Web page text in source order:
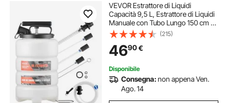
VEVOR Estrattore di Liquidi
Capacità 9,5 L, Estrattore di Liquidi
Manuale con Tubo Lungo 150 cm e
Tre Tubi di Prolunga da 120 cm,
Pompa per Cambio Olio con
Serbatoio in HDPE per Auto,
Tosaerba
(215)
4690€
Disponibile
Consegna:non appena Ven.
Ago. 14